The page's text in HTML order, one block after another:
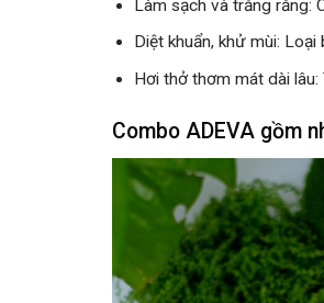
Làm sạch và trắng răng:
Diệt khuẩn, khử mùi: Loại
Hơi thở thơm mát dài lâu:
Combo ADEVA gồm